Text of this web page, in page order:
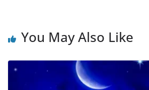
You May Also Like